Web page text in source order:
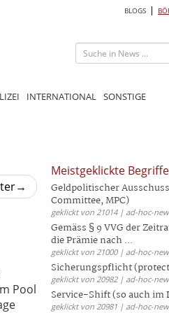
BLOGS
INTERNATIONAL SONSTIGE
→
Pool
Meistgeklickte Begriffe
Geldpolitischer
Committee, MPC)
geklickt von 21014 | ad-hoc-
Gemäss § 9 VVG der
die Prämie nach ...
geklickt von 21000 | ad-hoc-
Sicherungspflicht
geklickt von 20982 | ad-hoc-
Service-Shift (so auch im
geklickt von 20981 | ad-hoc-